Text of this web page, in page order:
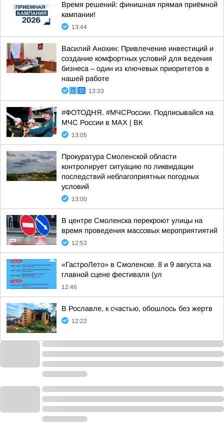
Время решений: финишная прямая приёмной
кампании!
13:44
Василий Анохин: Привлечение инвестиций и
создание комфортных условий для ведения
бизнеса – один из ключевых приоритетов в
нашей работе
13:33
#ФОТОДНЯ. #МЧСРоссии. Подписывайся на
МЧС России в MAX | ВК
13:05
Прокуратура Смоленской области
контролирует ситуацию по ликвидации
последствий неблагоприятных погодных
условий
13:00
В центре Смоленска перекроют улицы на
время проведения массовых мероприятиятий
12:53
«ГастроЛето» в Смоленске. 8 и 9 августа на
главной сцене фестиваля (ул
12:46
В Рославле, к счастью, обошлось без жертв
12:22